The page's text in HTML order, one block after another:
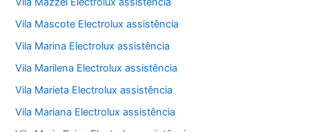
Vila Mascote Electrolux assistência
Vila Marina Electrolux assistência
Vila Marilena Electrolux assistência
Vila Marieta Electrolux assistência
Vila Mariana Electrolux assistência